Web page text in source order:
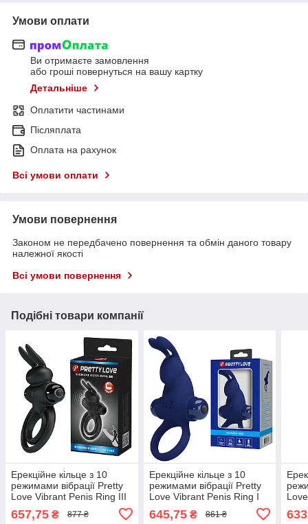
Умови оплати
Ви отримаєте замовлення
або гроші повернуться на вашу картку
Детальніше
Оплатити частинами
Післяплата
Оплата на рахунок
Всі умови оплати
Умови повернення
Законом не передбачено повернення та обмін даного товару
належної якості
Всі умови повернення
Подібні товари компанії
Ерекційне кільце з 10
режимами вібрації Pretty
Love Vibrant Penis Ring III
Black — вібрації для двох
657,75 ₴ 877 ₴
Ерекційне кільце з 10
режимами вібрації Pretty
Love Vibrant Penis Ring I
Blue — вібрації для двох
645,75₴ 861 ₴ 633